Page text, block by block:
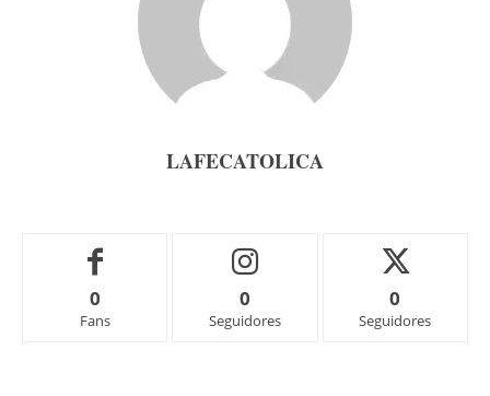
LAFECATOLICA
0
Fans
0
Seguidores
0
Seguidores